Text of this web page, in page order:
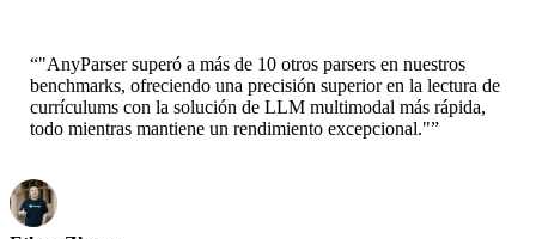
“"AnyParser superó a más de 10 otros parsers en nuestros
benchmarks, ofreciendo una precisión superior en la lectura de
currículums con la solución de LLM multimodal más rápida,
todo mientras mantiene un rendimiento excepcional."”